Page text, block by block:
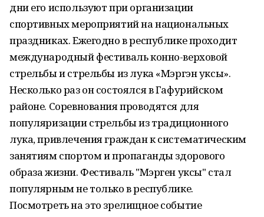
дни его используют при организации
спортивных мероприятий на национальных
праздниках. Ежегодно в республике проходит
международный фестиваль конно-верховой
стрельбы и стрельбы из лука «Мэргэн уксы».
Несколько раз он состоялся в Гафурийском
районе. Соревнования проводятся для
популяризации стрельбы из традиционного
лука, привлечения граждан к систематическим
занятиям спортом и пропаганды здорового
образа жизни. Фестиваль "Мэрген уксы" стал
популярным не только в республике.
Посмотреть на это зрелищное событие